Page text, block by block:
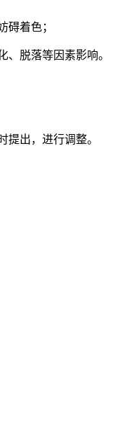
碍着色；
、脱落等因素影响。
提出，进行调整。